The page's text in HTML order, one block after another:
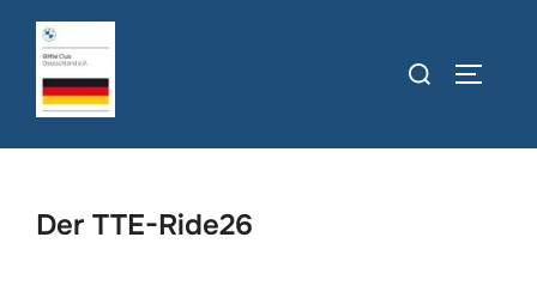
Zum
Inhalt
springen
Suchen
Der TTE-Ride26